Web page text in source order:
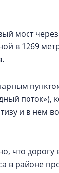
мост
в 1269
поток»),
и в нем
что
в районе